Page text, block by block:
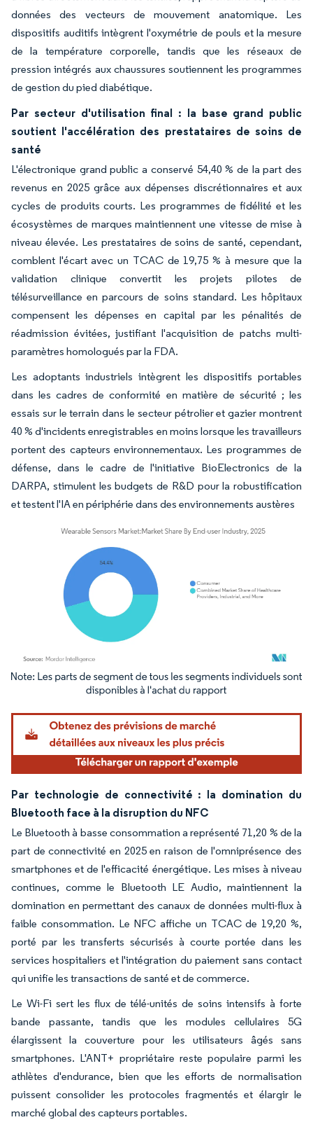
données des vecteurs de mouvement anatomique. Les
dispositifs auditifs intègrent l'oxymétrie de pouls et la mesure
de la température corporelle, tandis que les réseaux de
pression intégrés aux chaussures soutiennent les programmes
de gestion du pied diabétique.
Par secteur d'utilisation final : la base grand public
soutient l'accélération des prestataires de soins de
santé
L'électronique grand public a conservé 54,40 % de la part des
revenus en 2025 grâce aux dépenses discrétionnaires et aux
cycles de produits courts. Les programmes de fidélité et les
écosystèmes de marques maintiennent une vitesse de mise à
niveau élevée. Les prestataires de soins de santé, cependant,
comblent l'écart avec un TCAC de 19,75 % à mesure que la
validation clinique convertit les projets pilotes de
télésurveillance en parcours de soins standard. Les hôpitaux
compensent les dépenses en capital par les pénalités de
réadmission évitées, justifiant l'acquisition de patchs multi-
paramètres homologués par la FDA.
Les adoptants industriels intègrent les dispositifs portables
dans les cadres de conformité en matière de sécurité ; les
essais sur le terrain dans le secteur pétrolier et gazier montrent
40 % d'incidents enregistrables en moins lorsque les travailleurs
portent des capteurs environnementaux. Les programmes de
défense, dans le cadre de l'initiative BioElectronics de la
DARPA, stimulent les budgets de R&D pour la robustification
et testent l'IA en périphérie dans des environnements austères
Image © Mordor Intelligence. La réutilisation nécessite une attribution sous CC BY
Par technologie de connectivité : la domination du
Bluetooth face à la disruption du NFC
Le Bluetooth à basse consommation a représenté 71,20 % de la
part de connectivité en 2025 en raison de l'omniprésence des
smartphones et de l'efficacité énergétique. Les mises à niveau
continues, comme le Bluetooth LE Audio, maintiennent la
domination en permettant des canaux de données multi-flux à
faible consommation. Le NFC affiche un TCAC de 19,20 %,
porté par les transferts sécurisés à courte portée dans les
services hospitaliers et l'intégration du paiement sans contact
qui unifie les transactions de santé et de commerce.
Le Wi-Fi sert les flux de télé-unités de soins intensifs à forte
bande passante, tandis que les modules cellulaires 5G
élargissent la couverture pour les utilisateurs âgés sans
smartphones. L'ANT+ propriétaire reste populaire parmi les
athlètes d'endurance, bien que les efforts de normalisation
puissent consolider les protocoles fragmentés et élargir le
marché global des capteurs portables.